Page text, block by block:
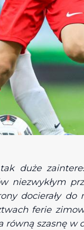
duże
niezwykłym
docierały do
ferie
równą szasnę